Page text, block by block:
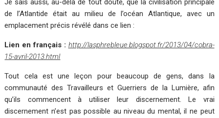
Je sais aussi, au-delà de tout doute, que la civilisation principale
de l’Atlantide était au milieu de l’océan Atlantique, avec un
emplacement précis révélé dans ce lien :
Lien en français : http://lasphrebleue.blogspot.fr/2013/04/cobra-
15-avril-2013.html
Tout cela est une leçon pour beaucoup de gens, dans la
communauté des Travailleurs et Guerriers de la Lumière, afin
qu’ils commencent à utiliser leur discernement.Le vrai
discernement n’est pas possible au niveau du mental, il ne peut